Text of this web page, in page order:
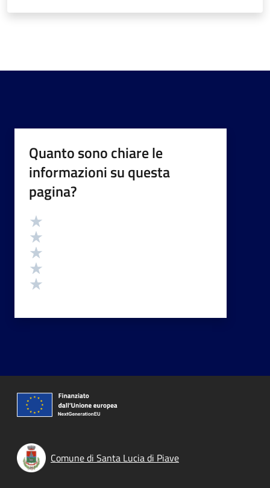
Quanto sono chiare le
informazioni su questa
pagina?
Valutazione
Comune di Santa Lucia di Piave